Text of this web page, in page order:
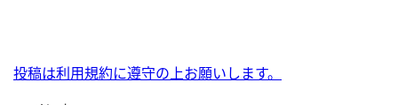
投稿は利用規約に遵守の上お願いします。